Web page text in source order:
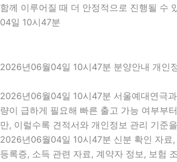
함께 이루어질 때 더 안정적으로 진행될 수
04일 10시47분
2026년06월04일 10시47분 분양안내 개인
2026년06월04일 10시47분 서울예대연극
량이 급하게 필요해 빠른 출고 가능 여부부
만, 이럴수록 견적서와 개인정보 관리 기준
2026년06월04일 10시47분 신분 확인 자료
등록증, 소득 관련 자료, 계약자 정보, 보험